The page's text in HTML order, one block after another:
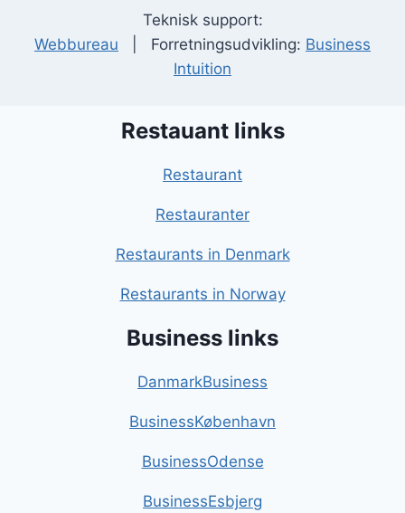
Teknisk support:
Webbureau | Forretningsudvikling: Business
Intuition
Restauant links
Restaurant
Restauranter
Restaurants in Denmark
Restaurants in Norway
Business links
DanmarkBusiness
BusinessKøbenhavn
BusinessOdense
BusinessEsbjerg